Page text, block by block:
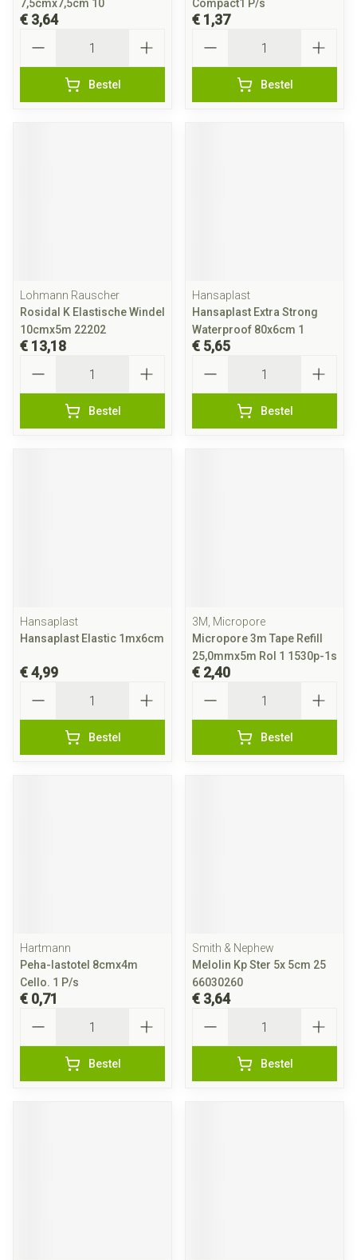
7,5cmx7,5cm 10
€ 3,64
Bestel
Compact1 P/s
€ 1,37
Bestel
Lohmann Rauscher
Rosidal K Elastische Windel
10cmx5m 22202
€ 13,18
Bestel
Hansaplast
Hansaplast Extra Strong
Waterproof 80x6cm 1
€ 5,65
Bestel
Hansaplast
Hansaplast Elastic 1mx6cm
€ 4,99
Bestel
3M, Micropore
Micropore 3m Tape Refill
25,0mmx5m Rol 1 1530p-1s
€ 2,40
Bestel
Hartmann
Peha-lastotel 8cmx4m
Cello. 1 P/s
€ 0,71
Bestel
Smith & Nephew
Melolin Kp Ster 5x 5cm 25
66030260
€ 3,64
Bestel